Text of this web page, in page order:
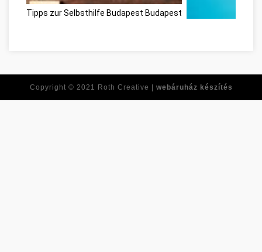
Tipps zur Selbsthilfe Budapest Budapest
Copyright © 2021 Roth Creative | webáruház készítés